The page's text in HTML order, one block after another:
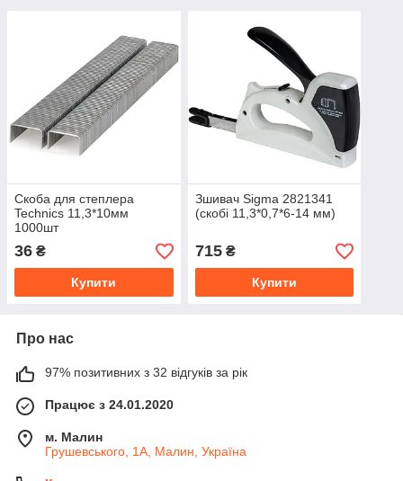
Скоба для степлера
Technics 11,3*10мм
1000шт
36 ₴
Купити
Зшивач Sigma 2821341
(скобі 11,3*0,7*6-14 мм)
715₴
Купити
Про нас
97% позитивних з 32 відгуків за рік
Працює з 24.01.2020
м. Малин
Грушевського, 1А, Малин, Україна